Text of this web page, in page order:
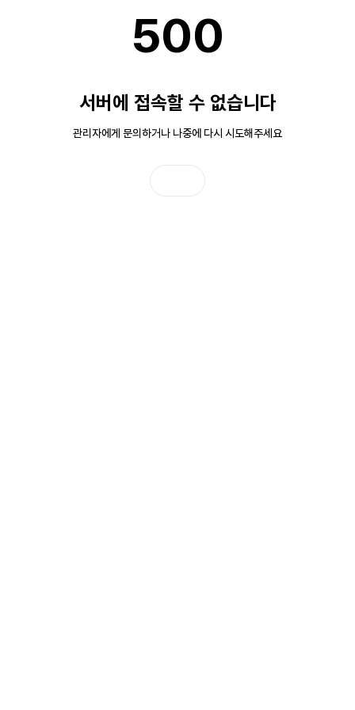
500
서버에 접속할 수 없습니다
관리자에게 문의하거나 나중에 다시 시도해주세요